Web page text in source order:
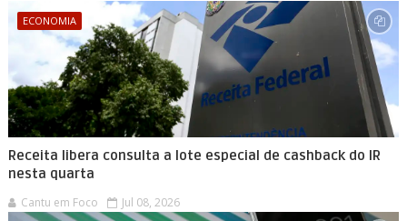
ECONOMIA
Receita libera consulta a lote especial de cashback do IR
nesta quarta
Cantu em Foco Jul 08, 2026